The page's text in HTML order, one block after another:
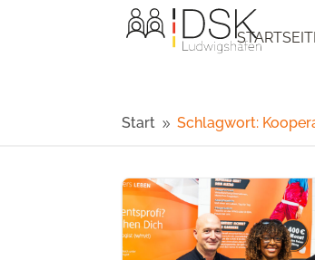
Start 9 Schlagwort: